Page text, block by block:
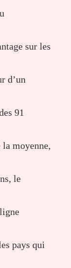
sur les
d’un
91
moyenne,
le
pays qui